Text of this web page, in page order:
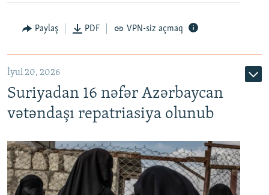
Auto
Paylaş PDF VPN-siz açmaq
İyul 20, 2026
Suriyadan 16 nəfər Azərbaycan
vətəndaşı repatriasiya olunub